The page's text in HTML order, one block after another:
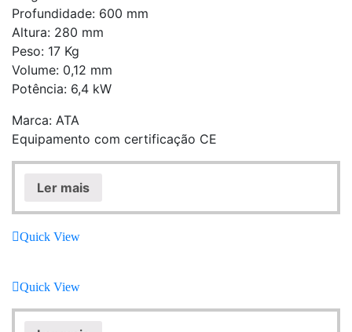
Profundidade: 600 mm
Altura: 280 mm
Peso: 17 Kg
Volume: 0,12 mm
Potência: 6,4 kW
Marca: ATA
Equipamento com certificação CE
Ler mais
Quick View
Quick View